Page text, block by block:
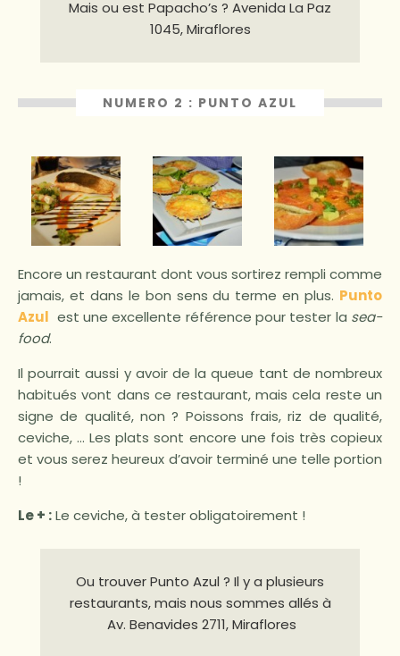
Mais ou est Papacho’s ? Avenida La Paz
1045, Miraflores
NUMERO 2 : PUNTO AZUL
Encore un restaurant dont vous sortirez rempli comme
jamais, et dans le bon sens du terme en plus. Punto
Azul est une excellente référence pour tester la sea-
food.
Il pourrait aussi y avoir de la queue tant de nombreux
habitués vont dans ce restaurant, mais cela reste un
signe de qualité, non ? Poissons frais, riz de qualité,
ceviche, … Les plats sont encore une fois très copieux
et vous serez heureux d’avoir terminé une telle portion
!
Le + :Le ceviche, à tester obligatoirement !
Ou trouver Punto Azul ? Il y a plusieurs
restaurants, mais nous sommes allés à
Av. Benavides 2711, Miraflores